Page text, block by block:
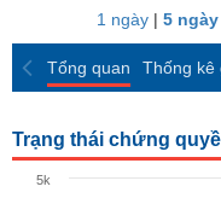
Thống
giao
dịch
cổ
Báo
1 ngày| 5 ngày
Tổng quan Thống kê
Trạng thái chứng
5k
KINH
TẾ
THẾ